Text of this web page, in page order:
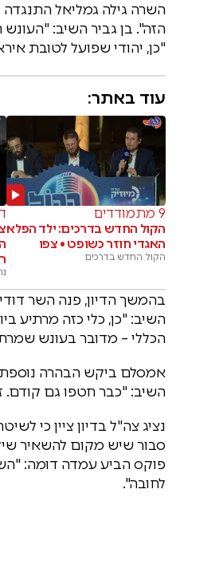
השרה גילה גמליאל
הזה". בן גביר השיב:
"כן, יהודי שפועל לטובת
עוד באתר:
9 מתמודדים
הקול החדש בדרכים: ילד הפלא
האגדי חוזר כשופט • צפו
הקול החדש בדרכים
בהמשך הדיון, פנה השר
השיב: "כן, כלי כזה מרתיע
הכללי – מדובר בעונש
אמסלם ביקש הבהרה
השיב: "כבר חטפו גם קודם.
נציג צה"ל בדיון ציין כי
סבור שיש מקום להשאיר
פוקס הביע עמדה דומה:
לחובה".